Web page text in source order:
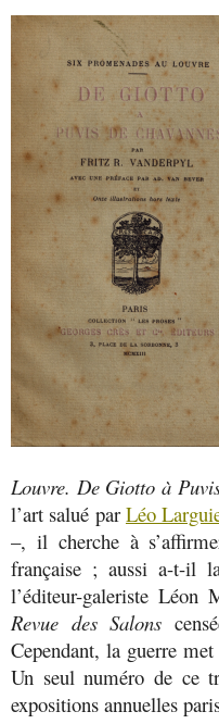
Louvre. De Giotto à
l’art salué par Léo
–, il cherche à
française ; aussi a-t-il
l’éditeur-galeriste Léon
Revue des Salons
Cependant, la guerre
Un seul numéro de ce
expositions annuelles